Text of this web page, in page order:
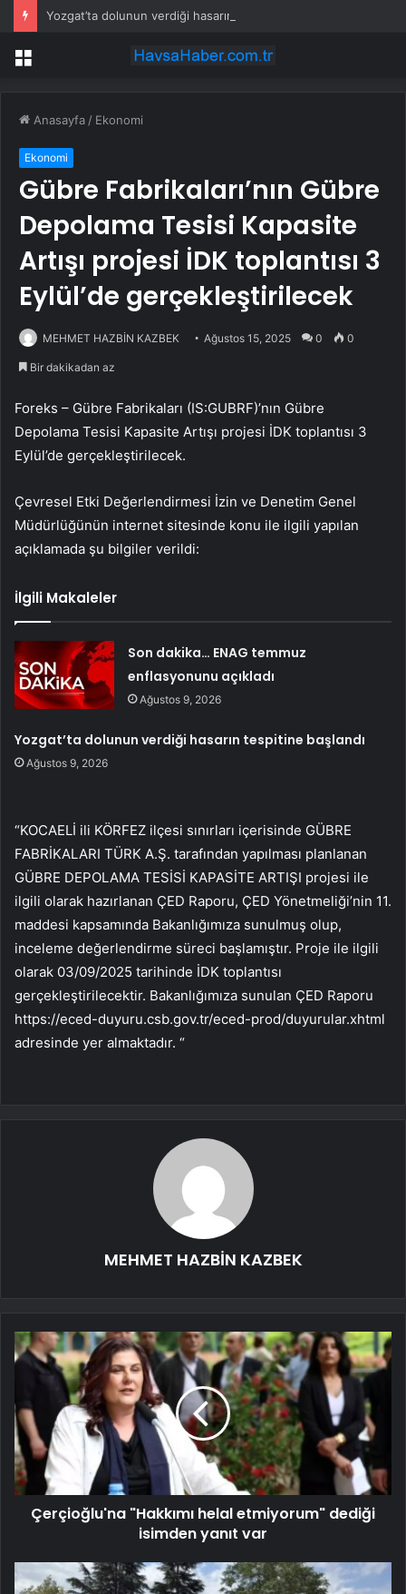
Yozgat’ta dolunun verdiği hasarın tespitine başlandı
Menü
Anasayfa / Ekonomi
Ekonomi
Gübre Fabrikaları’nın Gübre
Depolama Tesisi Kapasite
Artışı projesi İDK toplantısı 3
Eylül’de gerçekleştirilecek
MEHMET HAZBİN KAZBEK Ağustos 15, 2025 0 0
Bir dakikadan az
Foreks – Gübre Fabrikaları (IS:GUBRF)’nın Gübre
Depolama Tesisi Kapasite Artışı projesi İDK toplantısı 3
Eylül’de gerçekleştirilecek.
Çevresel Etki Değerlendirmesi İzin ve Denetim Genel
Müdürlüğünün internet sitesinde konu ile ilgili yapılan
açıklamada şu bilgiler verildi:
İlgili Makaleler
Son dakika… ENAG temmuz
enflasyonunu açıkladı
Ağustos 9, 2026
Yozgat’ta dolunun verdiği hasarın tespitine başlandı
Ağustos 9, 2026
“KOCAELİ ili KÖRFEZ ilçesi sınırları içerisinde GÜBRE
FABRİKALARI TÜRK A.Ş. tarafından yapılması planlanan
GÜBRE DEPOLAMA TESİSİ KAPASİTE ARTIŞI projesi ile
ilgili olarak hazırlanan ÇED Raporu, ÇED Yönetmeliği’nin 11.
maddesi kapsamında Bakanlığımıza sunulmuş olup,
inceleme değerlendirme süreci başlamıştır. Proje ile ilgili
olarak 03/09/2025 tarihinde İDK toplantısı
gerçekleştirilecektir. Bakanlığımıza sunulan ÇED Raporu
https://eced-duyuru.csb.gov.tr/eced-prod/duyurular.xhtml
adresinde yer almaktadır. “
MEHMET HAZBİN KAZBEK
Çerçioğlu'na "Hakkımı helal etmiyorum" dediği
isimden yanıt var